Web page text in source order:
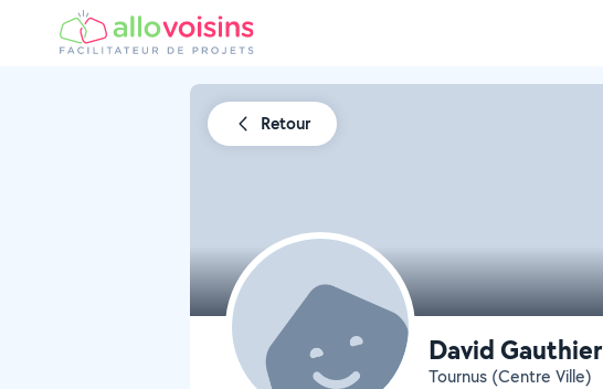
Retour
David Gauthier
Tournus (Centre Ville)